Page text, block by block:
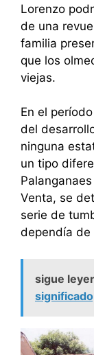
Lorenzo
de una
familia
que los
viejas.
En el
del
ninguna
un tipo
Venta, se
serie de
dependía de
sigue